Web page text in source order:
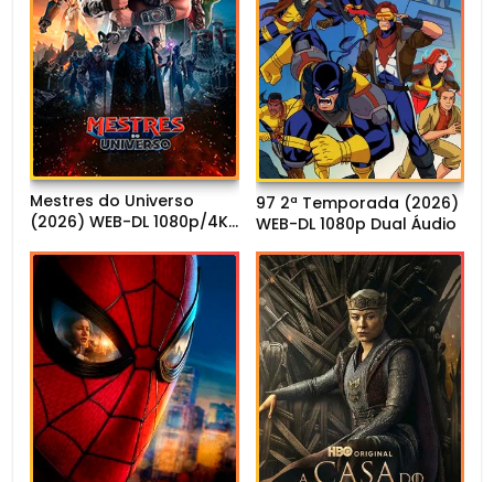
Mestres do Universo
(2026) WEB-DL 1080p/4K
97 2ª Temporada (2026)
WEB-DL 1080p Dual Áudio